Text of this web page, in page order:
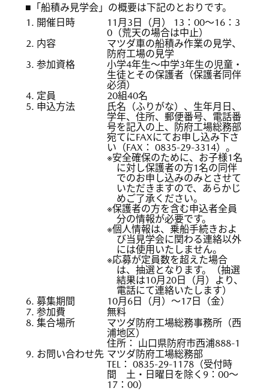
■「船積み見学会」の概要は下記のとおりです。
1. 開催日時
11月3日（月） 13：00～16：3
0（荒天の場合は中止）
2. 内容
マツダ車の船積み作業の見学、
防府工場の見学
3. 参加資格
小学4年生～中学3年生の児童・
生徒とその保護者（保護者同伴
必須）
4. 定員
20組40名
5. 申込方法
氏名（ふりがな）、生年月日、
学年、住所、郵便番号、電話番
号を記入の上、防府工場総務部
宛てにFAXにてお申し込み下さ
い（FAX： 0835-29-3314）。
※安全確保のために、お子様1名
に対し保護者の方1名の同伴
でのお申し込みのみとさせて
いただきますので、あらかじ
めご了承ください。
※保護者の方を含む申込者全員
分の情報が必要です。
※個人情報は、乗船手続きおよ
び当見学会に関わる連絡以外
には使用いたしません。
※応募が定員数を超えた場合
は、抽選となります。（抽選
結果は10月20日（月）より、
電話にて連絡いたします）
6. 募集期間
10月6日（月）～17日（金）
7. 参加費
無料
8. 集合場所
マツダ防府工場総務事務所（西
浦地区）
住所： 山口県防府市西浦888-1
9. お問い合わせ先 マツダ防府工場総務部
TEL： 0835-29-1178（受付時
間 土・日曜日を除く9：00～
17：00）